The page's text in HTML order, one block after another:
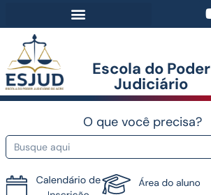
Escola do Poder
Judiciário​
O que você precisa?